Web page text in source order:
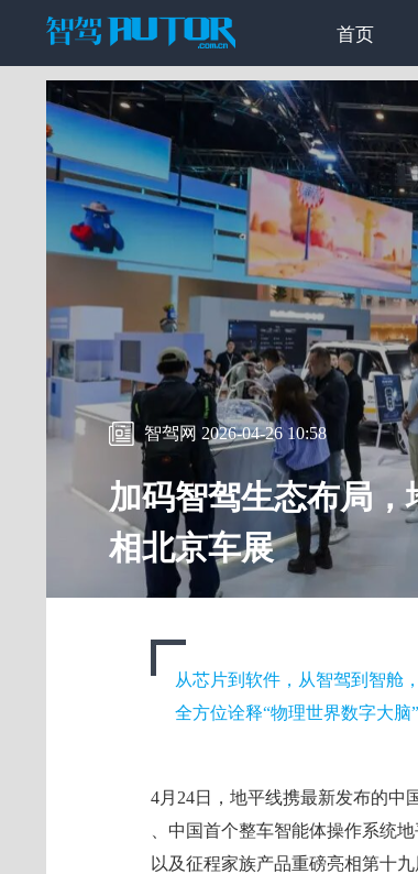
首页
智驾网 2026-04-26 10:58
加码智驾生态布局
相北京车展
从芯片到软件，从智驾到智舱
全方位诠释“物理世界数字大脑
4月24日，地平线携最新发布的中
、中国首个整车智能体操作系统
以及征程家族产品重磅亮相第十